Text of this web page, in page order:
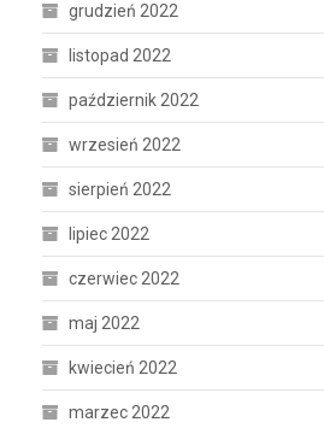
grudzień 2022
listopad 2022
październik 2022
wrzesień 2022
sierpień 2022
lipiec 2022
czerwiec 2022
maj 2022
kwiecień 2022
marzec 2022